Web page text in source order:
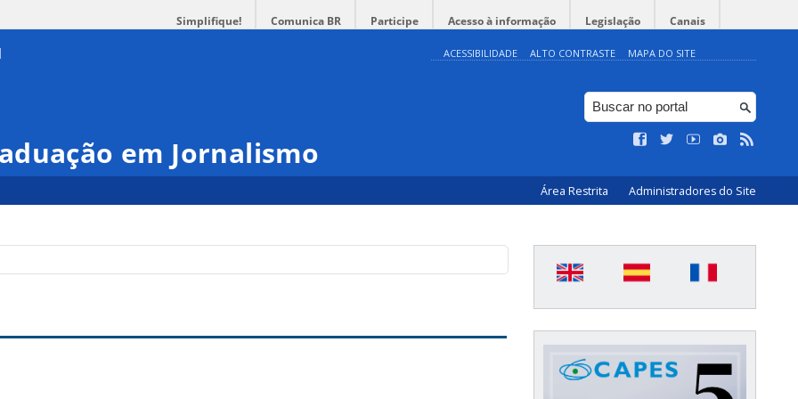
Simplifique! Comunica BR Participe Acesso à informação Legislação Canais
ACESSIBILIDADE ALTO CONTRASTE MAPA DO SITE
em Jornalismo
Área Restrita Administradores do Site